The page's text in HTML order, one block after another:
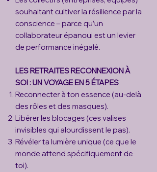
souhaitant cultiver la résilience par la
conscience – parce qu’un
collaborateur épanoui est un levier
de performance inégalé.
LES RETRAITES RECONNEXION À
SOI : UN VOYAGE EN 5 ÉTAPES
Reconnecter à ton essence (au-delà
des rôles et des masques).
Libérer les blocages (ces valises
invisibles qui alourdissent le pas).
Révéler ta lumière unique (ce que le
monde attend spécifiquement de
toi).